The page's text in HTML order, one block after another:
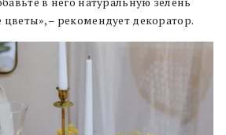
– рекомендует декоратор.